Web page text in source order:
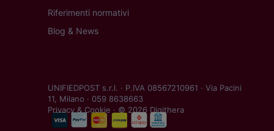
Riferimenti normativi
Blog & News
UNIFIEDPOST s.r.l. · P.IVA 08567210961 · Via Pacini
11, Milano · 059 8638663
Privacy & Cookie · © 2026 Digithera